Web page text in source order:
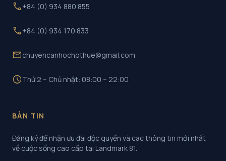
call +84 (0) 934 880 855
call +84 (0) 934 170 833
mailchuyencanhochothue@gmail.com
scheduleThứ 2 – Chủ nhật: 08:00 – 22:00
BẢN TIN
Đăng ký để nhận ưu đãi độc quyền và các thông tin mới nhất
về cuộc sống cao cấp tại Landmark 81.